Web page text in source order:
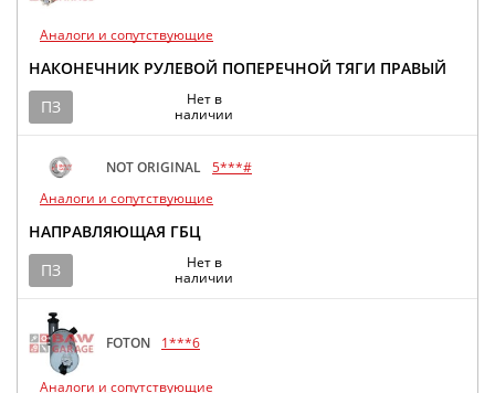
Аналоги и сопутствующие
НАКОНЕЧНИК РУЛЕВОЙ ПОПЕРЕЧНОЙ ТЯГИ ПРАВЫЙ
ПЗ
Нет в
наличии
NOT ORIGINAL 5***#
Аналоги и сопутствующие
НАПРАВЛЯЮЩАЯ ГБЦ
ПЗ
Нет в
наличии
FOTON 1***6
Аналоги и сопутствующие